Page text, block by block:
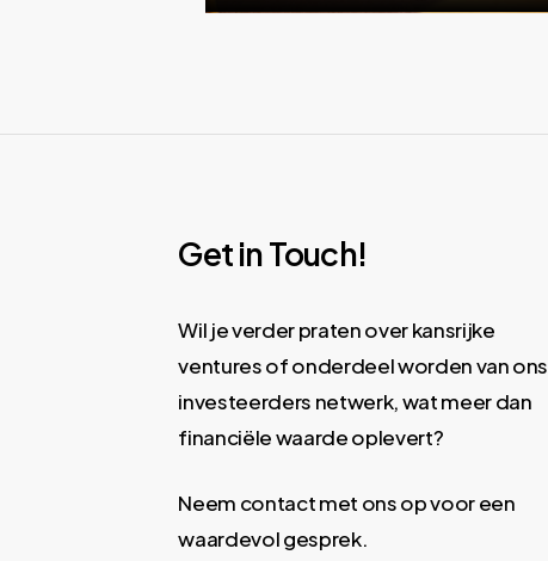
Get in Touch!
Wil je verder praten over kansrijke
ventures of onderdeel worden van ons
investeerders netwerk, wat meer dan
financiële waarde oplevert?
Neem contact met ons op voor een
waardevol gesprek.